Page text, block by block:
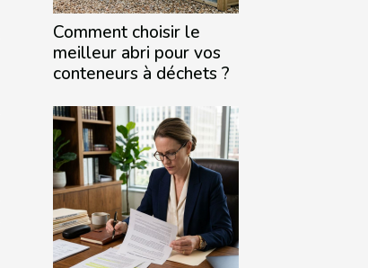
Comment choisir le
meilleur abri pour vos
conteneurs à déchets ?